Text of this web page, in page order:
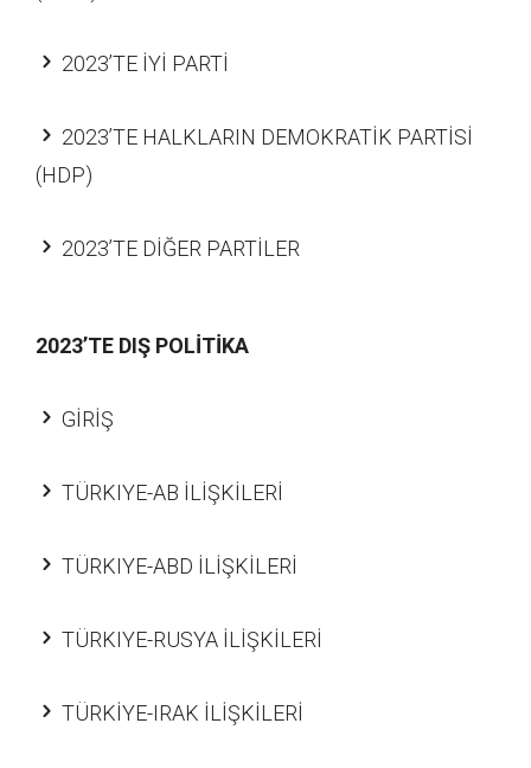
2023’TE İYİ PARTİ
2023’TE HALKLARIN DEMOKRATİK PARTİSİ
(HDP)
2023’TE DİĞER PARTİLER
2023’TE DIŞ POLİTİKA
GİRİŞ
TÜRKIYE-AB İLİŞKİLERİ
TÜRKIYE-ABD İLİŞKİLERİ
TÜRKIYE-RUSYA İLİŞKİLERİ
TÜRKİYE-IRAK İLİŞKİLERİ